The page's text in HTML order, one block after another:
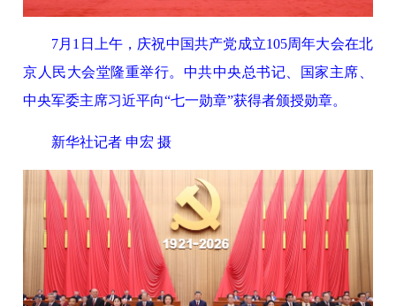
7月1日上午，庆祝中国共产党成立105周年大会在北
京人民大会堂隆重举行。中共中央总书记、国家主席、
中央军委主席习近平向“七一勋章”获得者颁授勋章。
新华社记者 申宏 摄